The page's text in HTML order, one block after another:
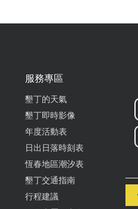
服務專區
墾丁的天氣
墾丁即時影像
年度活動表
日出日落時刻表
恆春地區潮汐表
墾丁交通指南
行程建議